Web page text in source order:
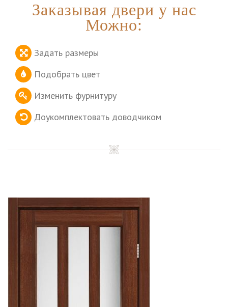
Заказывая двери у нас
Можно:
Задать размеры
Подобрать цвет
Изменить фурнитуру
Доукомплектовать доводчиком